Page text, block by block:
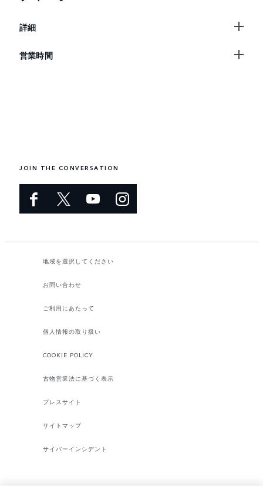
詳細
営業時間
JOIN THE CONVERSATION
地域を選択してください​
お問い合わせ
ご利用にあたって
個人情報の取り扱い
COOKIE POLICY
古物営業法に基づく表示
プレスサイト
サイトマップ
サイバーインシデント